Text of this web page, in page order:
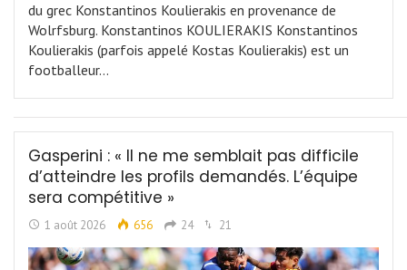
du grec Konstantinos Koulierakis en provenance de
Wolrfsburg. Konstantinos KOULIERAKIS Konstantinos
Koulierakis (parfois appelé Kostas Koulierakis) est un
footballeur…
Gasperini : « Il ne me semblait pas difficile
d’atteindre les profils demandés. L’équipe
sera compétitive »
1 août 2026 656 24 21